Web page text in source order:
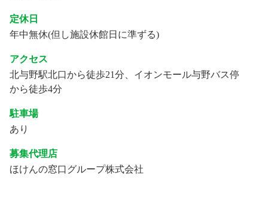
定休日
年中無休(但し施設休館日に準ずる)
アクセス
北与野駅北口から徒歩21分、イオンモール与野バス停
から徒歩4分
駐車場
あり
募集代理店
ほけんの窓口グループ株式会社